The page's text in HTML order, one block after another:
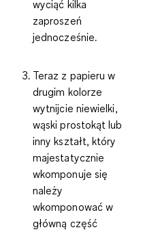
wyciąć kilka
zaproszeń
jednocześnie.
Teraz z papieru w
drugim kolorze
wytnijcie niewielki,
wąski prostokąt lub
inny kształt, który
majestatycznie
wkomponuje się
należy
wkomponować w
główną część